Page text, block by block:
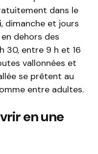
dans le
dimanche et jours
dehors des
30, entre 9 h et 16
vallonnées et
se prêtent au
entre adultes.
en une